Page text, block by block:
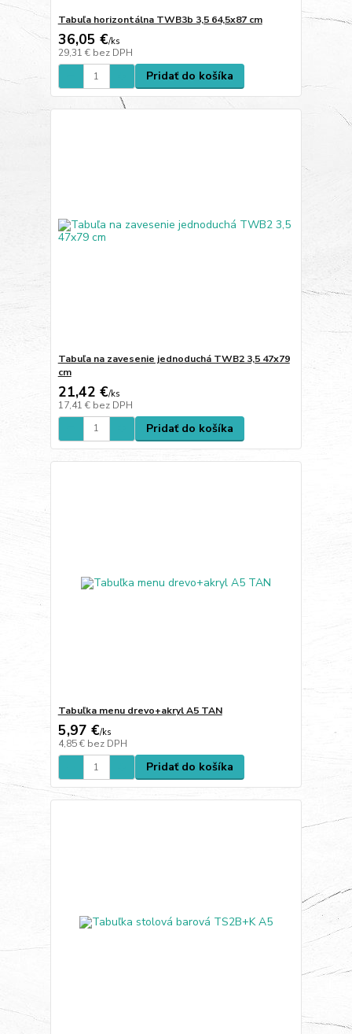
Tabuľa horizontálna TWB3b 3,5 64,5x87 cm
36,05 €/ks
29,31 € bez DPH
Pridať do košíka
Tabuľa na zavesenie jednoduchá TWB2 3,5 47x79
cm
21,42 €/ks
17,41 € bez DPH
Pridať do košíka
Tabuľka menu drevo+akryl A5 TAN
5,97 €/ks
4,85 € bez DPH
Pridať do košíka